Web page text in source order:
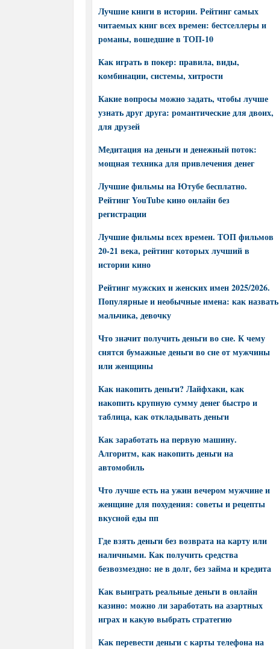
Лучшие книги в истории. Рейтинг самых
читаемых книг всех времен: бестселлеры и
романы, вошедшие в ТОП-10
Как играть в покер: правила, виды,
комбинации, системы, хитрости
Какие вопросы можно задать, чтобы лучше
узнать друг друга: романтические для двоих,
для друзей
Медитация на деньги и денежный поток:
мощная техника для привлечения денег
Лучшие фильмы на Ютубе бесплатно.
Рейтинг YouTube кино онлайн без
регистрации
Лучшие фильмы всех времен. ТОП фильмов
20-21 века, рейтинг которых лучший в
истории кино
Рейтинг мужских и женских имен 2025/2026.
Популярные и необычные имена: как назвать
мальчика, девочку
Что значит получить деньги во сне. К чему
снятся бумажные деньги во сне от мужчины
или женщины
Как накопить деньги? Лайфхаки, как
накопить крупную сумму денег быстро и
таблица, как откладывать деньги
Как заработать на первую машину.
Алгоритм, как накопить деньги на
автомобиль
Что лучше есть на ужин вечером мужчине и
женщине для похудения: советы и рецепты
вкусной еды пп
Где взять деньги без возврата на карту или
наличными. Как получить средства
безвозмездно: не в долг, без займа и кредита
Как выиграть реальные деньги в онлайн
казино: можно ли заработать на азартных
играх и какую выбрать стратегию
Как перевести деньги с карты телефона на